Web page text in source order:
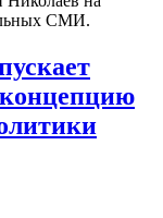
СМИ.
концепцию